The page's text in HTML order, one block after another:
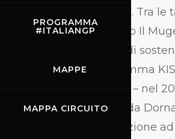
PROGRAMMA
#ITALIANGP
MAPPE
MAPPA CIRCUITO
colorati di giallo e nero. Tra le
relative che hanno reso Il
protagonista in tema di
l’ideazione del programma
Shiny and Sustainable – nel
come modello anche da
circuiti. Dalla sua creazione